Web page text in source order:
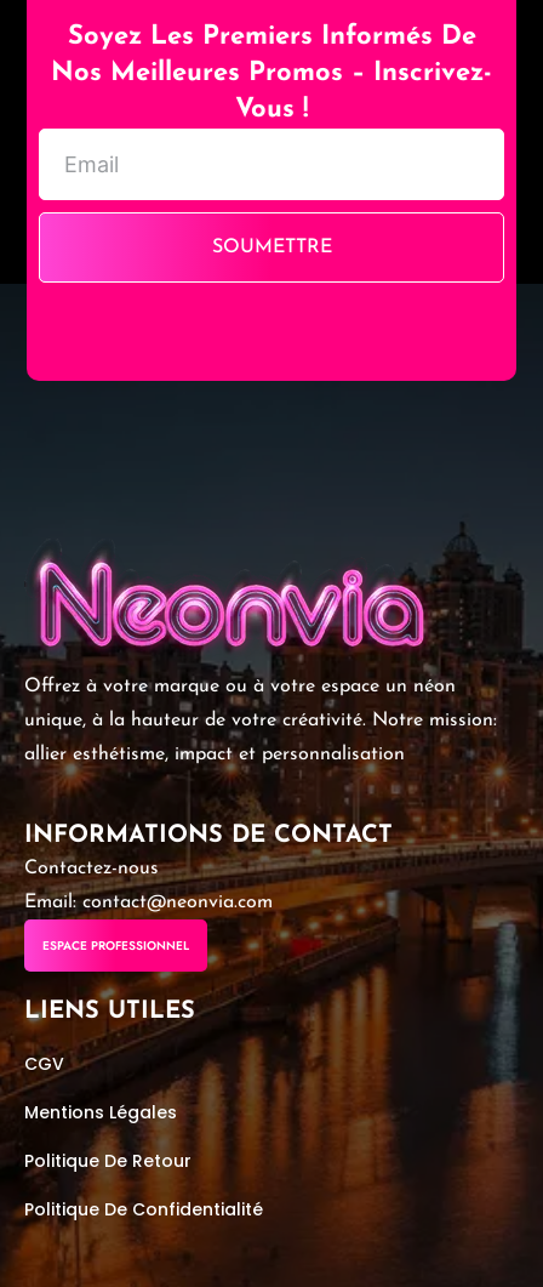
Soyez Les Premiers Informés De
Nos Meilleures Promos – Inscrivez-
Vous !
SOUMETTRE
Offrez à votre marque ou à votre espace un néon
unique, à la hauteur de votre créativité. Notre mission:
allier esthétisme, impact et personnalisation
INFORMATIONS DE CONTACT
Contactez-nous
Email: contact@neonvia.com
ESPACE PROFESSIONNEL
LIENS UTILES
CGV
Mentions Légales
Politique De Retour
Politique De Confidentialité